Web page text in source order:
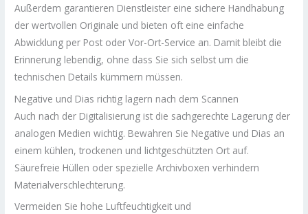
Außerdem garantieren Dienstleister eine sichere Handhabung
der wertvollen Originale und bieten oft eine einfache
Abwicklung per Post oder Vor-Ort-Service an. Damit bleibt die
Erinnerung lebendig, ohne dass Sie sich selbst um die
technischen Details kümmern müssen.
Negative und Dias richtig lagern nach dem Scannen
Auch nach der Digitalisierung ist die sachgerechte Lagerung der
analogen Medien wichtig. Bewahren Sie Negative und Dias an
einem kühlen, trockenen und lichtgeschützten Ort auf.
Säurefreie Hüllen oder spezielle Archivboxen verhindern
Materialverschlechterung.
Vermeiden Sie hohe Luftfeuchtigkeit und